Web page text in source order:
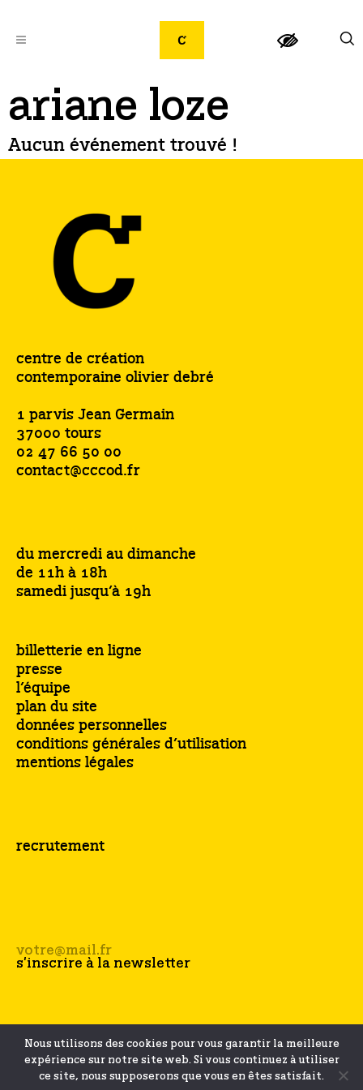
ariane loze
Aucun événement trouvé !
centre de création
contemporaine olivier debré
1 parvis Jean Germain
37000 tours
02 47 66 50 00
contact@cccod.fr
du mercredi au dimanche
de 11h à 18h
samedi jusqu’à 19h
billetterie en ligne
presse
l’équipe
plan du site
données personnelles
conditions générales d’utilisation
mentions légales
recrutement
Nous utilisons des cookies pour vous garantir la meilleure
expérience sur notre site web. Si vous continuez à utiliser
ce site, nous supposerons que vous en êtes satisfait.